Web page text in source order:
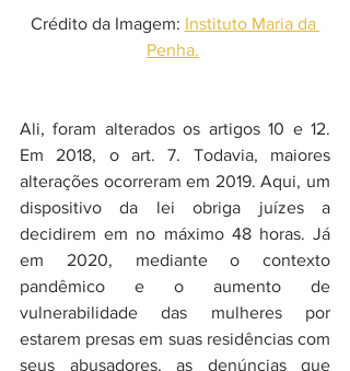
Crédito da Imagem: Instituto Maria da
Penha.
Ali, foram alterados os artigos 10 e 12.
Em 2018, o art. 7. Todavia, maiores
alterações ocorreram em 2019. Aqui, um
dispositivo da lei obriga juízes a
decidirem em no máximo 48 horas. Já
em 2020, mediante o contexto
pandêmico e o aumento de
vulnerabilidade das mulheres por
estarem presas em suas residências com
seus abusadores, as denúncias que